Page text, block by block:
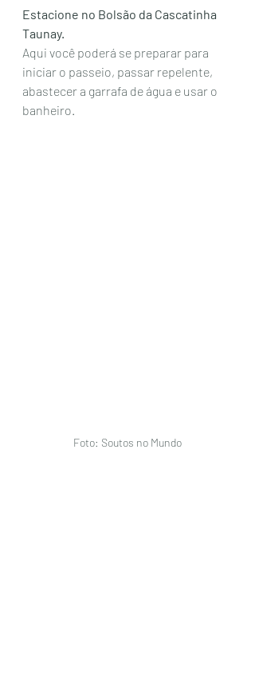
Estacione no Bolsão da Cascatinha
Taunay.
Aqui você poderá se preparar para
iniciar o passeio, passar repelente,
abastecer a garrafa de água e usar o
banheiro.
Foto: Soutos no Mundo